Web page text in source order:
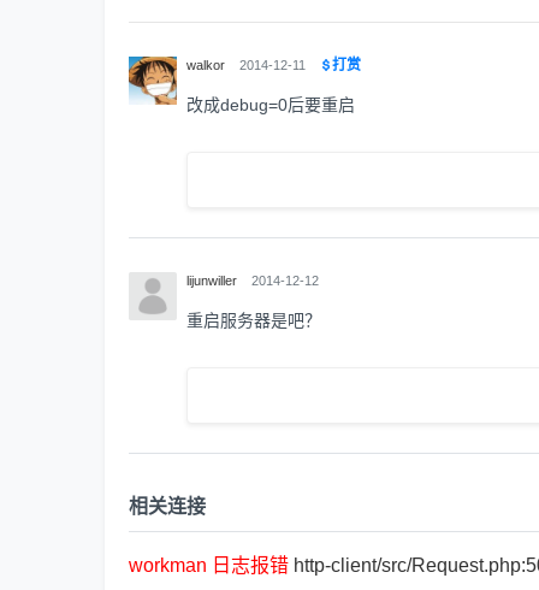
walkor 2014-12-11 打赏
改成debug=0后要重启
lijunwiller 2014-12-12
重启服务器是吧？
相关连接
workman 日 志报错 http-client/src/